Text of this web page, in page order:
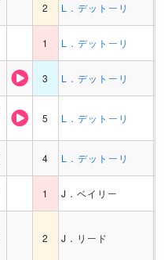
2 L．デットーリ
1 L．デットーリ
3 L．デットーリ
5 L．デットーリ
4 L．デットーリ
1 J．ベイリー
2 J．リード